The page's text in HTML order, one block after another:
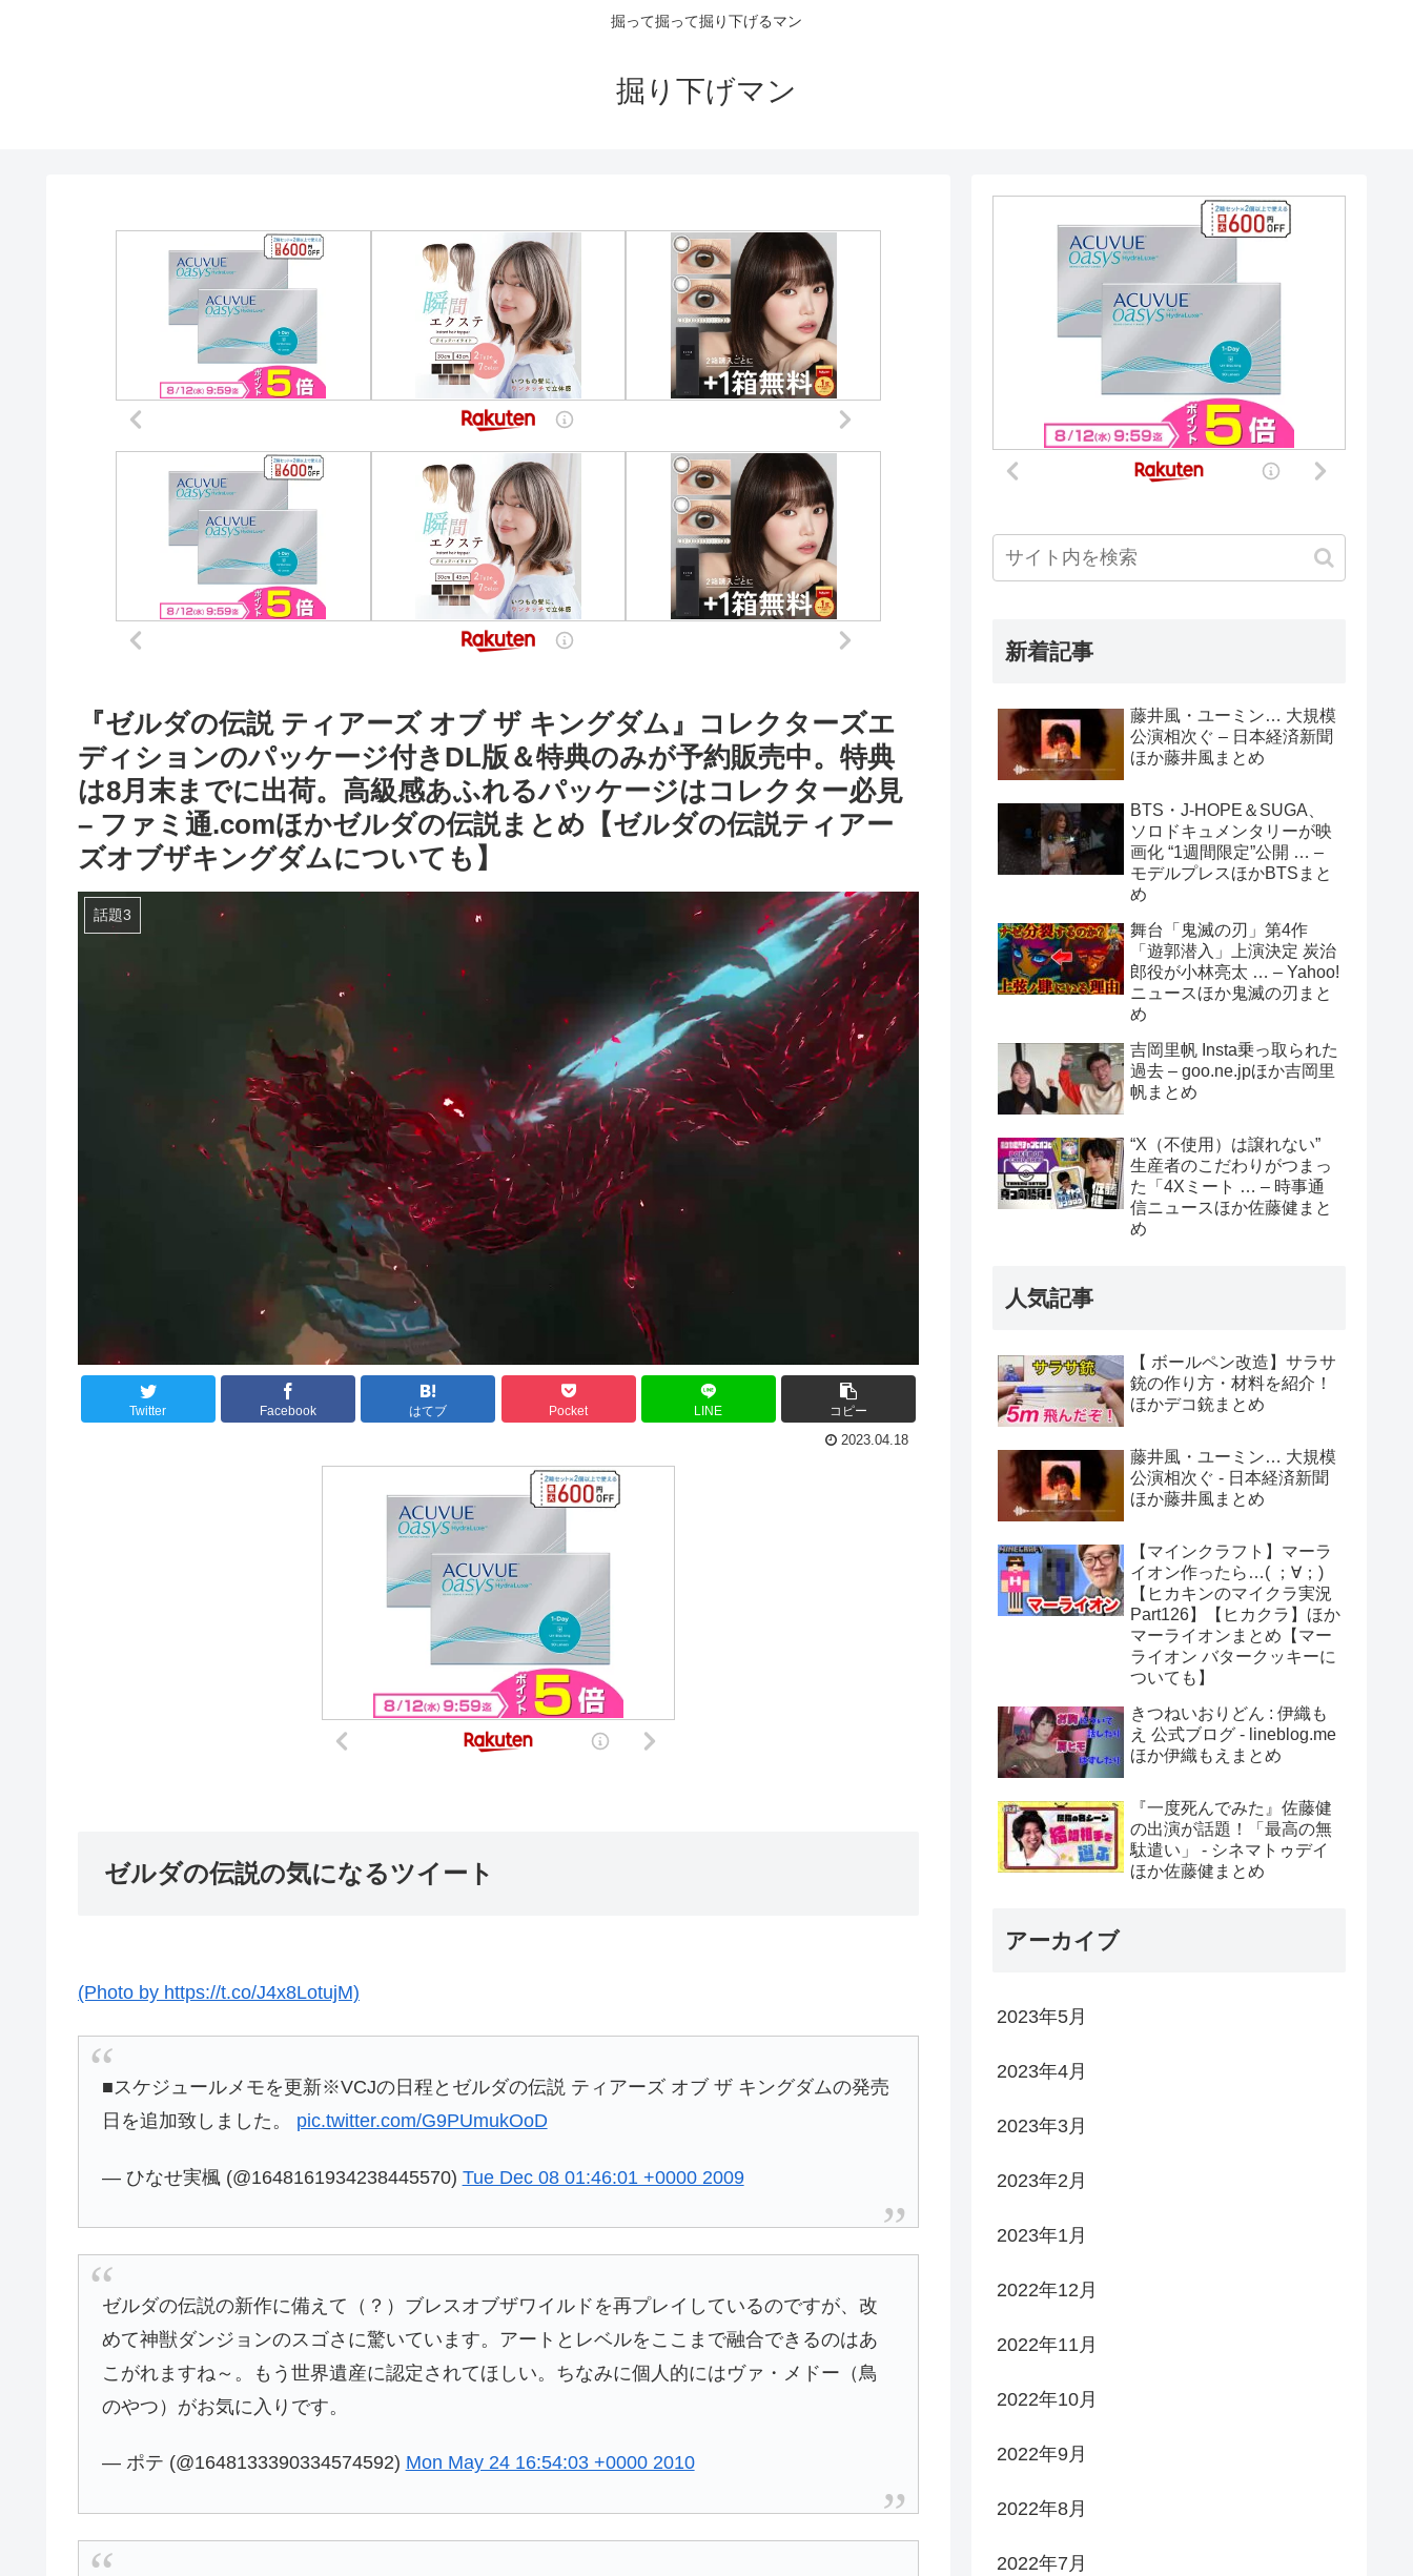
掘って掘って掘り下げるマン
掘り下げマン
『ゼルダの伝説 ティアーズ オブ ザ キングダム』コレクターズエ
ディションのパッケージ付きDL版＆特典のみが予約販売中。特典
は8月末までに出荷。高級感あふれるパッケージはコレクター必見
– ファミ通.comほかゼルダの伝説まとめ【ゼルダの伝説ティアー
ズオブザキングダムについても】
話題3
Twitter Facebook はてブ Pocket LINE コピー
2023.04.18
ゼルダの伝説の気になるツイート
(Photo by https://t.co/J4x8LotujM)
■スケジュールメモを更新※VCJの日程とゼルダの伝説 ティアーズ オブ ザ キングダムの発売
日を追加致しました。 pic.twitter.com/G9PUmukOoD
— ひなせ実楓 (@1648161934238445570) Tue Dec 08 01:46:01 +0000 2009
ゼルダの伝説の新作に備えて（？）ブレスオブザワイルドを再プレイしているのですが、改
めて神獣ダンジョンのスゴさに驚いています。アートとレベルをここまで融合できるのはあ
こがれますね～。もう世界遺産に認定されてほしい。ちなみに個人的にはヴァ・メドー（鳥
のやつ）がお気に入りです。
— ポテ (@1648133390334574592) Mon May 24 16:54:03 +0000 2010
新着記事
藤井風・ユーミン… 大規模
公演相次ぐ – 日本経済新聞
ほか藤井風まとめ
BTS・J-HOPE＆SUGA、
ソロドキュメンタリーが映
画化 “1週間限定”公開 … –
モデルプレスほかBTSまと
め
舞台「鬼滅の刃」第4作
「遊郭潜入」上演決定 炭治
郎役が小林亮太 … – Yahoo!
ニュースほか鬼滅の刃まと
め
吉岡里帆 Insta乗っ取られた
過去 – goo.ne.jpほか吉岡里
帆まとめ
“X（不使用）は譲れない”
生産者のこだわりがつまっ
た「4Xミート … – 時事通
信ニュースほか佐藤健まと
め
人気記事
【 ボールペン改造】サラサ
銃の作り方・材料を紹介！
ほかデコ銃まとめ
藤井風・ユーミン… 大規模
公演相次ぐ - 日本経済新聞
ほか藤井風まとめ
【マインクラフト】マーラ
イオン作ったら…( ；∀；)
【ヒカキンのマイクラ実況
Part126】【ヒカクラ】ほか
マーライオンまとめ【マー
ライオン バタークッキーに
ついても】
きつねいおりどん : 伊織も
え 公式ブログ - lineblog.me
ほか伊織もえまとめ
『一度死んでみた』佐藤健
の出演が話題！「最高の無
駄遣い」 - シネマトゥデイ
ほか佐藤健まとめ
アーカイブ
2023年5月
2023年4月
2023年3月
2023年2月
2023年1月
2022年12月
2022年11月
2022年10月
2022年9月
2022年8月
2022年7月